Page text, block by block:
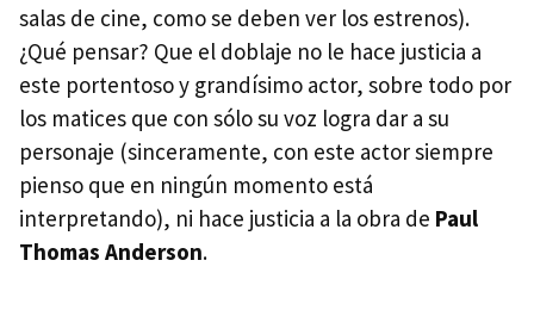
salas de cine, como se deben ver los estrenos).
¿Qué pensar? Que el doblaje no le hace justicia a
este portentoso y grandísimo actor, sobre todo por
los matices que con sólo su voz logra dar a su
personaje (sinceramente, con este actor siempre
pienso que en ningún momento está
interpretando), ni hace justicia a la obra de Paul
Thomas Anderson.